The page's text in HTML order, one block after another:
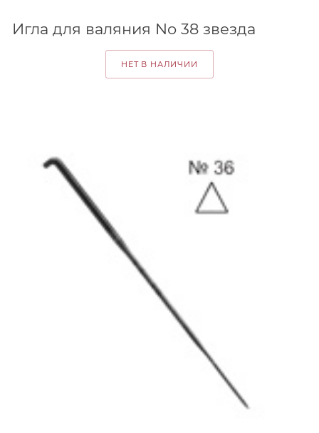
Игла для валяния No 38 звезда
НЕТ В НАЛИЧИИ